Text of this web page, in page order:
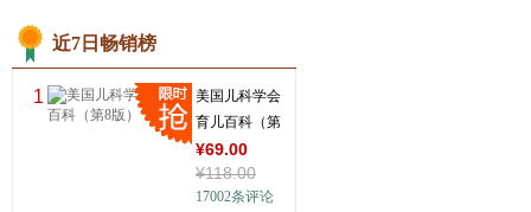
近7日畅销榜
1
美国儿科学会
育儿百科（第
8版）
¥69.00
¥118.00
17002条评论